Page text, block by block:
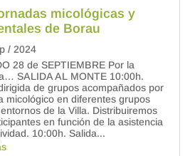
micológicas y
de Borau
/ 2024
28 de SEPTIEMBRE Por la
SALIDA AL MONTE 10:00h.
de grupos acompañados por
micológico en diferentes grupos
de la Villa. Distribuiremos
en función de la asistencia
10:00h. Salida...